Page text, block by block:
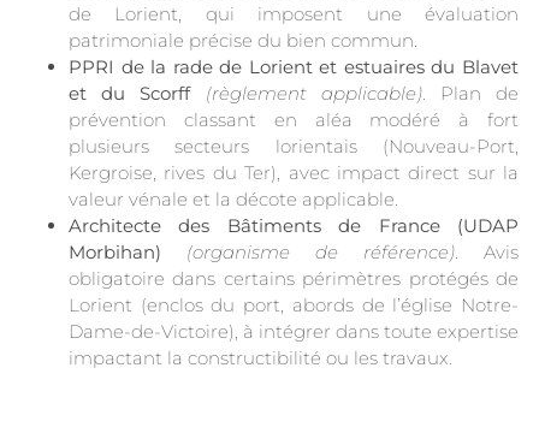
de Lorient, qui imposent une évaluation
patrimoniale précise du bien commun.
PPRI de la rade de Lorient et estuaires du Blavet
et du Scorff
(règlement applicable). Plan de
prévention classant en aléa modéré à fort
plusieurs secteurs lorientais (Nouveau-Port,
Kergroise, rives du Ter), avec impact direct sur la
valeur vénale et la décote applicable.
Architecte des Bâtiments de France (UDAP
Morbihan)
(organisme de référence). Avis
obligatoire dans certains périmètres protégés de
Lorient (enclos du port, abords de l’église Notre-
Dame-de-Victoire), à intégrer dans toute expertise
impactant la constructibilité ou les travaux.